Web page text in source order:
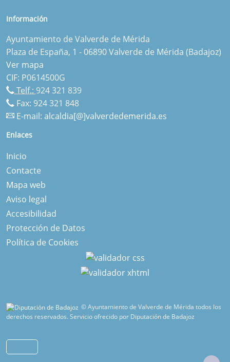
Información
Ayuntamiento de Valverde de Mérida
Plaza de España, 1 - 06890 Valverde de Mérida (Badajoz)
Ver mapa
CIF: P0614500G
Telf.: 924 321 839
Fax: 924 321 848
E-mail: alcaldia[@]valverdedemerida.es
Enlaces
Inicio
Contacte
Mapa web
Aviso legal
Accesibilidad
Protección de Datos
Política de Cookies
© Ayuntamiento de Valverde de Mérida todos los
derechos reservados.Servicio ofrecido por Diputación de Badajoz